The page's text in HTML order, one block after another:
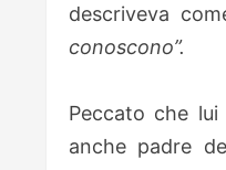
descriveva
conoscono”.
Peccato che
anche padre